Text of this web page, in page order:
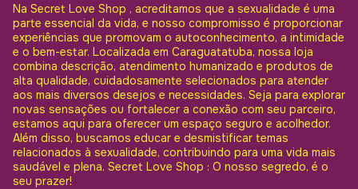
Na Secret Love Shop , acreditamos que a sexualidade é uma
parte essencial da vida, e nosso compromisso é proporcionar
experiências que promovam o autoconhecimento, a intimidade
e o bem-estar. Localizada em Caraguatatuba, nossa loja
combina descrição, atendimento humanizado e produtos de
alta qualidade, cuidadosamente selecionados para atender
aos mais diversos desejos e necessidades. Seja para explorar
novas sensações ou fortalecer a conexão com seu parceiro,
estamos aqui para oferecer um espaço seguro e acolhedor.
Além disso, buscamos educar e desmistificar temas
relacionados à sexualidade, contribuindo para uma vida mais
saudável e plena. Secret Love Shop : O nosso segredo, é o
seu prazer!